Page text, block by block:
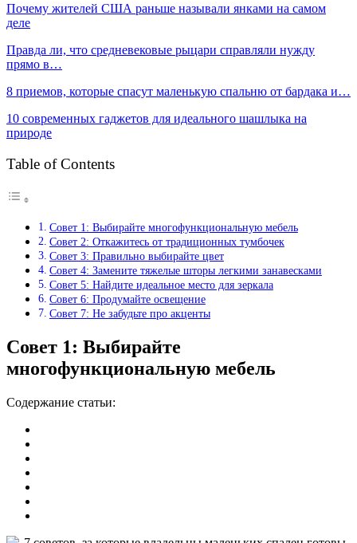
Почему жителей США раньше называли янками на самом
деле
Правда ли, что средневековые рыцари справляли нужду
прямо в…
8 приемов, которые спасут маленькую спальню от бардака и…
10 современных гаджетов для идеального шашлыка на
природе
Table of Contents
Совет 1: Выбирайте многофункциональную мебель
Совет 2: Откажитесь от традиционных тумбочек
Совет 3: Правильно выбирайте цвет
Совет 4: Замените тяжелые шторы легкими занавесками
Совет 5: Найдите идеальное место для зеркала
Совет 6: Продумайте освещение
Совет 7: Не забудьте про акценты
Совет 1: Выбирайте
многофункциональную мебель
Содержание статьи: